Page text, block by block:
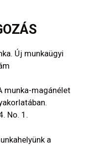
Új munkaügyi
munka-magánélet
No. 1.
a